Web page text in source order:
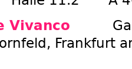
Vivanco
Frankfurt